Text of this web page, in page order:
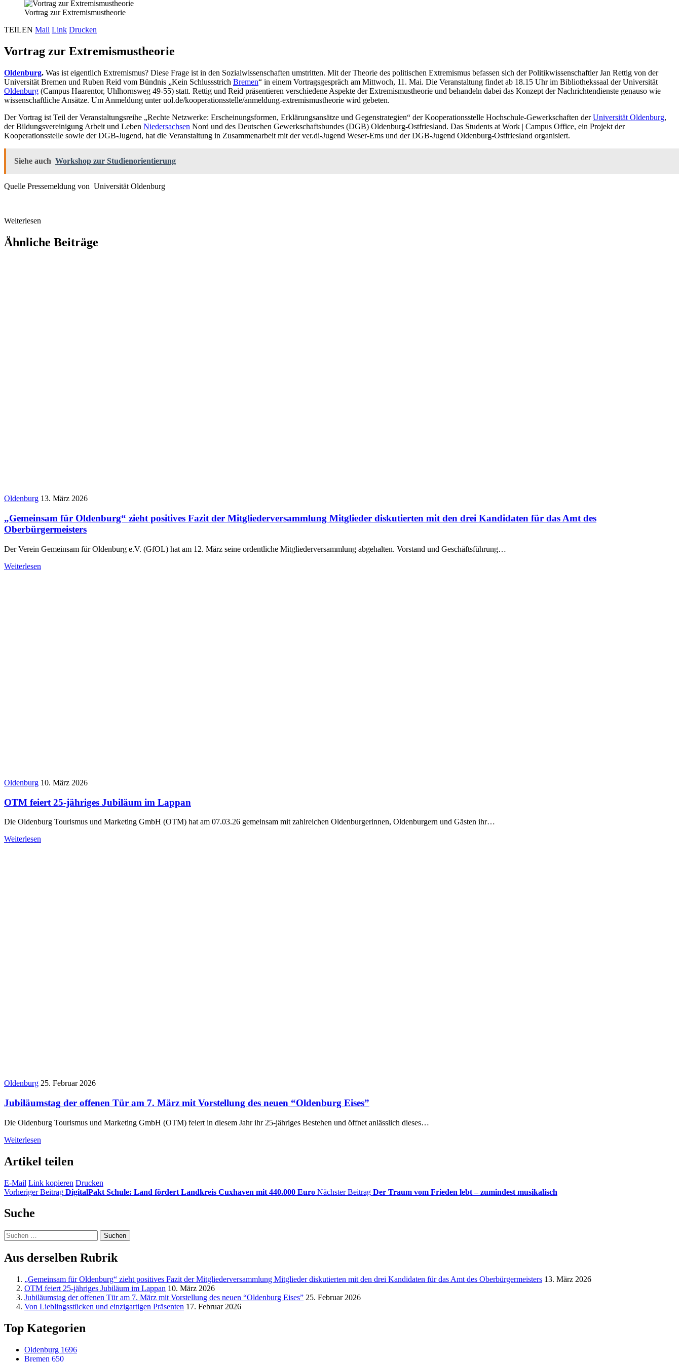
Vortrag zur Extremismustheorie
TEILEN Mail Link Drucken
Vortrag zur Extremismustheorie
Oldenburg. Was ist eigentlich Extremismus? Diese Frage ist in den Sozialwissenschaften umstritten. Mit der Theorie des politischen Extremismus befassen sich der Politikwissenschaftler Jan Rettig von der
Universität Bremen und Ruben Reid vom Bündnis „Kein Schlussstrich Bremen“ in einem Vortragsgespräch am Mittwoch, 11. Mai. Die Veranstaltung findet ab 18.15 Uhr im Bibliothekssaal der Universität
Oldenburg (Campus Haarentor, Uhlhornsweg 49-55) statt. Rettig und Reid präsentieren verschiedene Aspekte der Extremismustheorie und behandeln dabei das Konzept der Nachrichtendienste genauso wie
wissenschaftliche Ansätze. Um Anmeldung unter uol.de/kooperationsstelle/anmeldung-extremismustheorie wird gebeten.
Der Vortrag ist Teil der Veranstaltungsreihe „Rechte Netzwerke: Erscheinungsformen, Erklärungsansätze und Gegenstrategien“ der Kooperationsstelle Hochschule-Gewerkschaften derUniversität Oldenburg,
der Bildungsvereinigung Arbeit und Leben Niedersachsen Nord und des Deutschen Gewerkschaftsbundes (DGB) Oldenburg-Ostfriesland. Das Students at Work | Campus Office, ein Projekt der
Kooperationsstelle sowie der DGB-Jugend, hat die Veranstaltung in Zusammenarbeit mit der ver.di-Jugend Weser-Ems und der DGB-Jugend Oldenburg-Ostfriesland organisiert.
Siehe auch Workshop zur Studienorientierung
Quelle Pressemeldung von Universität Oldenburg
Weiterlesen
Ähnliche Beiträge
Oldenburg 13. März 2026
„Gemeinsam für Oldenburg“ zieht positives Fazit der Mitgliederversammlung Mitglieder diskutierten mit den drei Kandidaten für das Amt des
Oberbürgermeisters
Der Verein Gemeinsam für Oldenburg e.V. (GfOL) hat am 12. März seine ordentliche Mitgliederversammlung abgehalten. Vorstand und Geschäftsführung…
Weiterlesen
Oldenburg 10. März 2026
OTM feiert 25-jähriges Jubiläum im Lappan
Die Oldenburg Tourismus und Marketing GmbH (OTM) hat am 07.03.26 gemeinsam mit zahlreichen Oldenburgerinnen, Oldenburgern und Gästen ihr…
Weiterlesen
Oldenburg 25. Februar 2026
Jubiläumstag der offenen Tür am 7. März mit Vorstellung des neuen “Oldenburg Eises”
Die Oldenburg Tourismus und Marketing GmbH (OTM) feiert in diesem Jahr ihr 25-jähriges Bestehen und öffnet anlässlich dieses…
Weiterlesen
Artikel teilen
E-Mail Link kopieren Drucken
Vorheriger Beitrag DigitalPakt Schule: Land fördert Landkreis Cuxhaven mit 440.000 Euro Nächster Beitrag Der Traum vom Frieden lebt – zumindest musikalisch
Suche
Suchen
nach:
Aus derselben Rubrik
„Gemeinsam für Oldenburg“ zieht positives Fazit der Mitgliederversammlung Mitglieder diskutierten mit den drei Kandidaten für das Amt des Oberbürgermeisters 13. März 2026
OTM feiert 25-jähriges Jubiläum im Lappan 10. März 2026
Jubiläumstag der offenen Tür am 7. März mit Vorstellung des neuen “Oldenburg Eises” 25. Februar 2026
Von Lieblingsstücken und einzigartigen Präsenten 17. Februar 2026
Top Kategorien
Oldenburg 1696
Bremen 650